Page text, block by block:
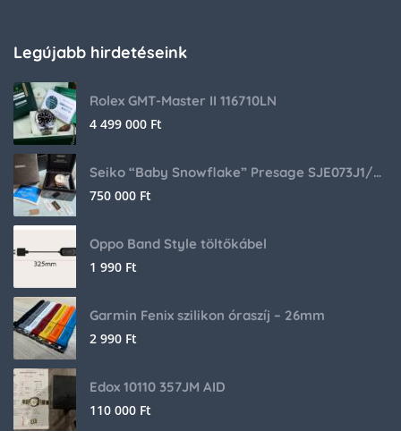
Legújabb hirdetéseink
Rolex GMT-Master II 116710LN
4 499 000 Ft
Seiko “Baby Snowflake” Presage SJE073J1/SARA015 Limited Edition
750 000 Ft
Oppo Band Style töltőkábel
1 990 Ft
Garmin Fenix szilikon óraszíj – 26mm
2 990 Ft
Edox 10110 357JM AID
110 000 Ft